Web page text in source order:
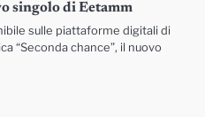
singolo di Eetamm
sulle piattaforme digitali di
“Seconda chance”, il nuovo